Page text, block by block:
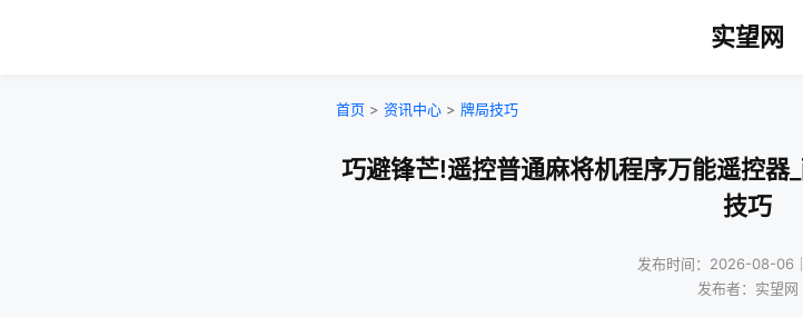
实望网
首页 > 资讯中心 > 牌局技巧
巧避锋芒!遥控普通麻将机程序万能遥控器
技巧
发布时间：2026-08-06
发布者：实望网